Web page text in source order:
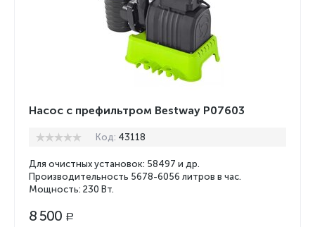
Насос с префильтром Bestway P07603
Код: 43118
Для очистных установок: 58497 и др.
Производительность 5678-6056 литров в час.
Мощность: 230 Вт.
8 500 Р